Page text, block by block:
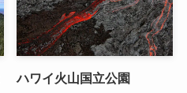
ハワイ火山国立公園